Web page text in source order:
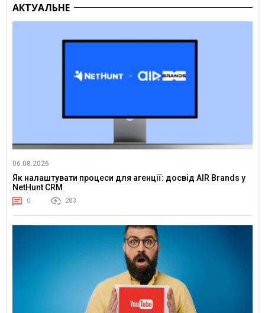
АКТУАЛЬНЕ
06.08.2026
Як налаштувати процеси для агенції: досвід AIR Brands у
NetHunt CRM
0 283